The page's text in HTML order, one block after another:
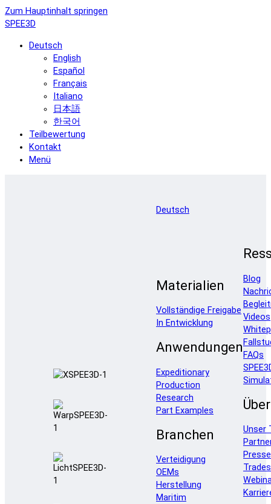
Zum Hauptinhalt springen
SPEE3D
Deutsch
English
Español
Français
Italiano
日本語
한국어
Teilbewertung
Kontakt
Menü
Deutsch
Materialien
Vollständige Freigabe
In Entwicklung
Anwendungen
Expeditionary
Production
Research
Part Examples
Branchen
Verteidigung
OEMs
Herstellung
Maritim
Blog
Videos
FAQs
Über
Unser